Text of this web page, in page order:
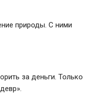
природы. С ними
за деньги. Только